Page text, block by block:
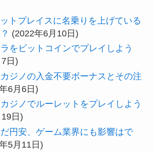
トプレイスに名乗りを上げている
(2022年6月10日)
をビットコインでプレイしよう
日)
ジノの入金不要ボーナスとその注
6月6日)
ジノでルーレットをプレイしよう
日)
円安、ゲーム業界にも影響はで
5月11日)